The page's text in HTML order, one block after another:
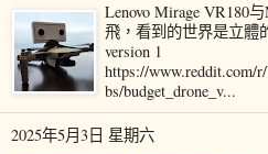
Lenovo Mirage VR180
飛，看到的世界是立體
version 1
https://www.reddit.com/
bs/budget_drone_v...
2025年5月3日 星期六